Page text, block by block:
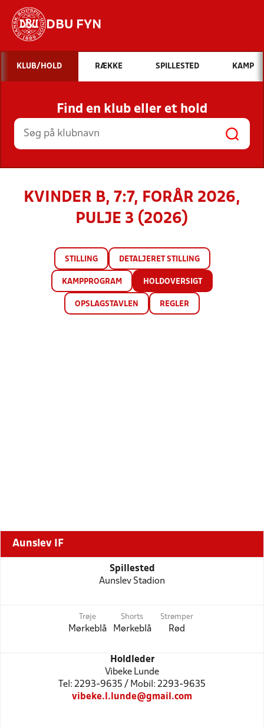
DBU FYN
Hvad vil du søge efter?
INDHOLD OG NYHEDER
STILLINGER, RESULTATER, KLUBBER OG
HOLD
KLUB/HOLD RÆKKE SPILLESTED KAMP
Find en klub eller et hold
KVINDER B, 7:7, FORÅR 2026,
PULJE 3 (2026)
STILLING DETALJERET STILLING
KAMPPROGRAM HOLDOVERSIGT
OPSLAGSTAVLEN REGLER
Aunslev IF
Spillested
Aunslev Stadion
Trøje
Mørkeblå
Shorts
Mørkeblå
Strømper
Rød
Holdleder
Vibeke Lunde
Tel: 2293-9635 / Mobil: 2293-9635
vibeke.l.lunde@gmail.com